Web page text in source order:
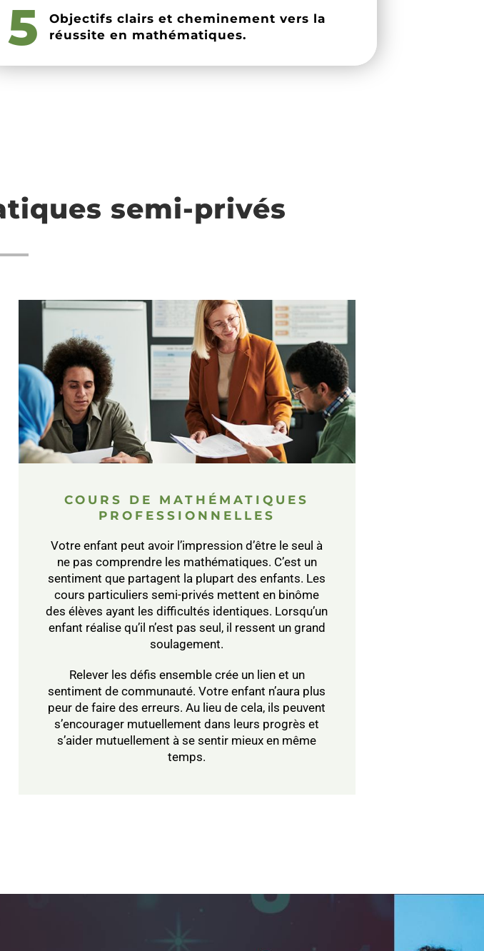
5
Objectifs clairs et cheminement vers la
réussite en mathématiques.
semi-privés
COURS DE MATHÉMATIQUES
PROFESSIONNELLES
Votre enfant peut avoir l’impression d’être le seul à
ne pas comprendre les mathématiques. C’est un
sentiment que partagent la plupart des enfants. Les
cours particuliers semi-privés mettent en binôme
des élèves ayant les difficultés identiques. Lorsqu’un
enfant réalise qu’il n’est pas seul, il ressent un grand
soulagement.
Relever les défis ensemble crée un lien et un
sentiment de communauté. Votre enfant n’aura plus
peur de faire des erreurs. Au lieu de cela, ils peuvent
s’encourager mutuellement dans leurs progrès et
s’aider mutuellement à se sentir mieux en même
temps.